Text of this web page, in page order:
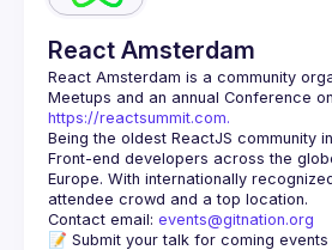
React Amsterdam
React Amsterdam is a community
https://reactsummit.com.
Being the oldest ReactJS community
Front-end developers across the
Europe. With internationally
Contact email: events@gitnation.org
📝 Submit your talk for coming events